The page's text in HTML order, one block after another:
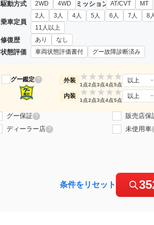
駆動方式 2WD 4WD ミッション AT/CVT MT
乗車定員
2人 3人 4人 5人 6人 7人 8
11人以上
修復歴 あり なし
状態評価 車両状態評価書付 グー故障診断済み
グー鑑定 ? 外装 ★
1点
★
2点
★
3点
★
4点
★
5点
以上
内装 ★
1点
★
2点
★
3点
★
4点
★
5点
以上
グー保証 ? 販売店保
ディーラー店 ? 未使用車
条件をリセット